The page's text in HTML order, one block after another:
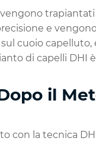
e
cuoio capelluto,
di capelli DHI
il
con la tecnica